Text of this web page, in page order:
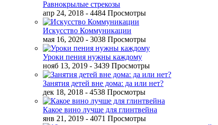
Равнокрылые стрекозы
апр 24, 2018 - 4484 Просмотры
Искусство Коммуникации
мая 16, 2020 - 3038 Просмотры
Уроки пения нужны каждому
нояб 13, 2019 - 3439 Просмотры
Занятия детей вне дома: да или нет?
дек 18, 2018 - 4538 Просмотры
Какое вино лучше для глинтвейна
янв 21, 2019 - 4071 Просмотры